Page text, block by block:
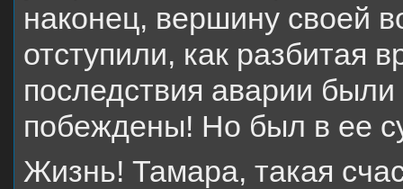
наконец, вершину своей
отступили, как разбитая
последствия аварии
побеждены! Но был в ее
Жизнь! Тамара, такая